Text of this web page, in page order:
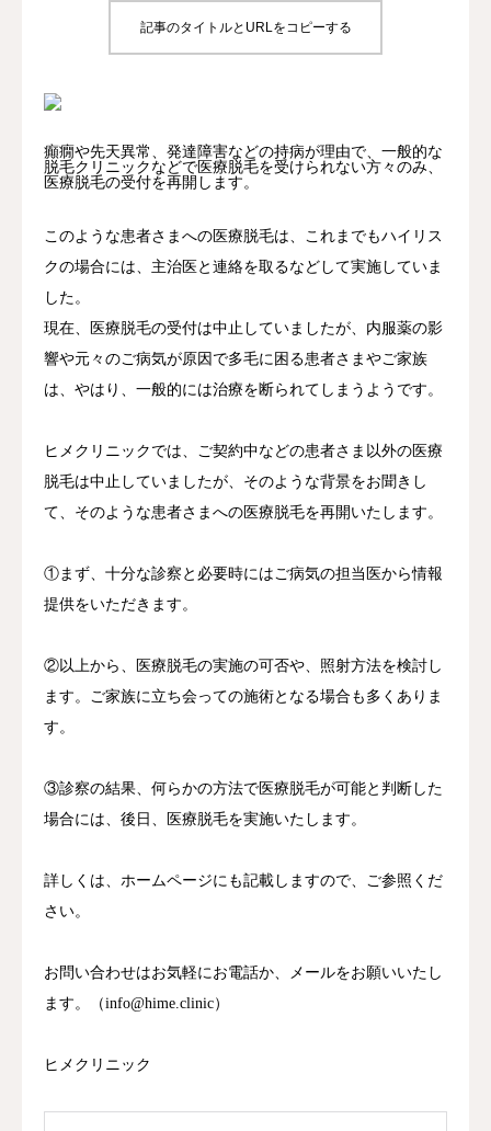
記事のタイトルとURLをコピーする
癲癇や先天異常、発達障害などの持病が理由で、一般的な
脱毛クリニックなどで医療脱毛を受けられない方々のみ、
医療脱毛の受付を再開します。
このような患者さまへの医療脱毛は、これまでもハイリス
クの場合には、主治医と連絡を取るなどして実施していま
した。
現在、医療脱毛の受付は中止していましたが、内服薬の影
響や元々のご病気が原因で多毛に困る患者さまやご家族
は、やはり、一般的には治療を断られてしまうようです。
ヒメクリニックでは、ご契約中などの患者さま以外の医療
脱毛は中止していましたが、そのような背景をお聞きし
て、そのような患者さまへの医療脱毛を再開いたします。
①まず、十分な診察と必要時にはご病気の担当医から情報
提供をいただきます。
②以上から、医療脱毛の実施の可否や、照射方法を検討し
ます。ご家族に立ち会っての施術となる場合も多くありま
す。
③診察の結果、何らかの方法で医療脱毛が可能と判断した
場合には、後日、医療脱毛を実施いたします。
詳しくは、ホームページにも記載しますので、ご参照くだ
さい。
お問い合わせはお気軽にお電話か、メールをお願いいたし
ます。（info@hime.clinic）
ヒメクリニック